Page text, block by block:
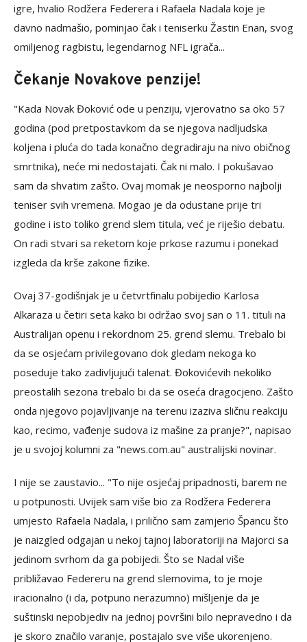
igre, hvalio Rodžera Federera i Rafaela Nadala koje je
davno nadmašio, pominjao čak i teniserku Žastin Enan, svog
omiljenog ragbistu, legendarnog NFL igrača...
Čekanje Novakove penzije!
"Kada Novak Đoković ode u penziju, vjerovatno sa oko 57
godina (pod pretpostavkom da se njegova nadljudska
koljena i pluća do tada konačno degradiraju na nivo običnog
smrtnika), neće mi nedostajati. Čak ni malo. I pokušavao
sam da shvatim zašto. Ovaj momak je neosporno najbolji
teniser svih vremena. Mogao je da odustane prije tri
godine i isto toliko grend slem titula, već je riješio debatu.
On radi stvari sa reketom koje prkose razumu i ponekad
izgleda da krše zakone fizike.
Ovaj 37-godišnjak je u četvrtfinalu pobijedio Karlosa
Alkaraza u četiri seta kako bi održao svoj san o 11. tituli na
Australijan openu i rekordnom 25. grend slemu. Trebalo bi
da se osjećam privilegovano dok gledam nekoga ko
poseduje tako zadivljujući talenat. Đokovićevih nekoliko
preostalih sezona trebalo bi da se oseća dragocjeno. Zašto
onda njegovo pojavljivanje na terenu izaziva sličnu reakciju
kao, recimo, vađenje sudova iz mašine za pranje?", napisao
je u svojoj kolumni za "news.com.au" australijski novinar.
I nije se zaustavio... "To nije osjećaj pripadnosti, barem ne
u potpunosti. Uvijek sam više bio za Rodžera Federera
umjesto Rafaela Nadala, i prilično sam zamjerio Špancu što
je naizgled odgajan u nekoj tajnoj laboratoriji na Majorci sa
jedinom svrhom da ga pobijedi. Što se Nadal više
približavao Federeru na grend slemovima, to je moje
iracionalno (i da, potpuno nerazumno) mišljenje da je
suštinski nepobjediv na jednoj površini bilo nepravedno i da
je skoro značilo varanje, postajalo sve više ukorenjeno.